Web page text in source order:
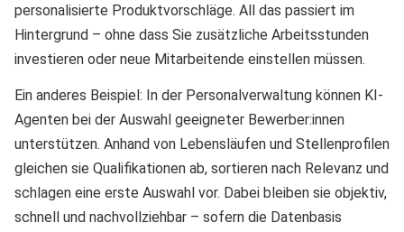
personalisierte Produktvorschläge. All das passiert im
Hintergrund – ohne dass Sie zusätzliche Arbeitsstunden
investieren oder neue Mitarbeitende einstellen müssen.
Ein anderes Beispiel: In der Personalverwaltung können KI-
Agenten bei der Auswahl geeigneter Bewerber:innen
unterstützen. Anhand von Lebensläufen und Stellenprofilen
gleichen sie Qualifikationen ab, sortieren nach Relevanz und
schlagen eine erste Auswahl vor. Dabei bleiben sie objektiv,
schnell und nachvollziehbar – sofern die Datenbasis